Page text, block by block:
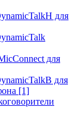
для
для
для
[1]